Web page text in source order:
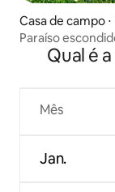
Casa de campo
Paraíso
Qual é
Mês
Jan.